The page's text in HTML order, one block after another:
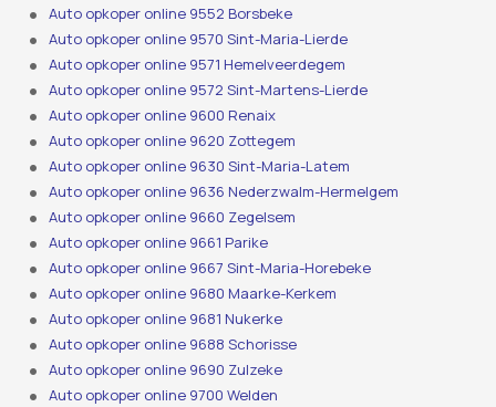
Auto opkoper online 9552 Borsbeke
Auto opkoper online 9570 Sint-Maria-Lierde
Auto opkoper online 9571 Hemelveerdegem
Auto opkoper online 9572 Sint-Martens-Lierde
Auto opkoper online 9600 Renaix
Auto opkoper online 9620 Zottegem
Auto opkoper online 9630 Sint-Maria-Latem
Auto opkoper online 9636 Nederzwalm-Hermelgem
Auto opkoper online 9660 Zegelsem
Auto opkoper online 9661 Parike
Auto opkoper online 9667 Sint-Maria-Horebeke
Auto opkoper online 9680 Maarke-Kerkem
Auto opkoper online 9681 Nukerke
Auto opkoper online 9688 Schorisse
Auto opkoper online 9690 Zulzeke
Auto opkoper online 9700 Welden